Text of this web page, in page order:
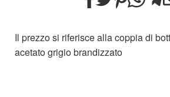
Il prezzo si riferisce alla coppia di
acetato grigio brandizzato